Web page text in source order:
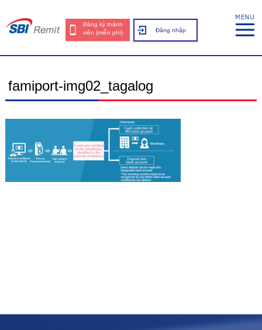
Đăng ký thành
viên (miễn phí)
Đăng nhập
famiport-img02_tagalog